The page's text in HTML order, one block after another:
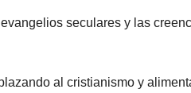
seculares y las
al cristianismo y